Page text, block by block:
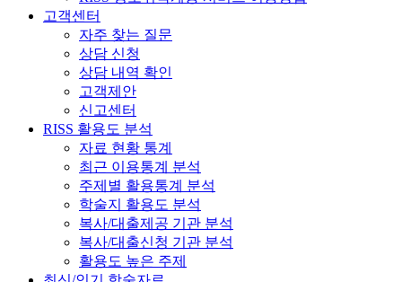
고객센터
자주 찾는 질문
상담 신청
상담 내역 확인
고객제안
신고센터
RISS 활용도 분석
자료 현황 통계
최근 이용통계 분석
주제별 활용통계 분석
학술지 활용도 분석
복사/대출제공 기관 분석
복사/대출신청 기관 분석
활용도 높은 주제